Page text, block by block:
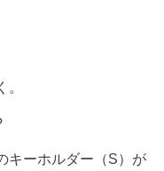
キーホルダー（S）が